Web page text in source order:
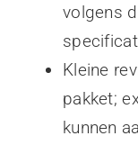
volgens
Kleine
pakket;
kunnen